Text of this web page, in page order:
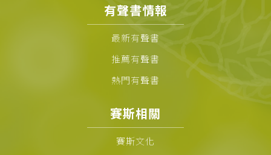
有聲書情報
最新有聲書
推薦有聲書
熱門有聲書
賽斯相關
賽斯文化